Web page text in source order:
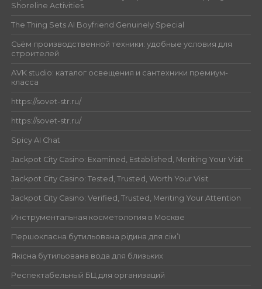
Shoreline Activities
The Thing Sets AI Boyfriend Genuinely Special
Съём производственной техники: удобные условия для
строителей
AVK studio: каталог освещения и сантехники премиум-
класса
https://sovet-str.ru/
https://sovet-str.ru/
Spicy AI Chat
Jackpot City Casino: Examined, Established, Meriting Your Visit
Jackpot City Casino: Tested, Trusted, Worth Your Visit
Jackpot City Casino: Verified, Trusted, Meriting Your Attention
Инструментальная косметология в Москве
Першокласна бутильована рідина для сім’ї
Якісна бутильована вода для близьких
Респектабельный БЦ для организаций